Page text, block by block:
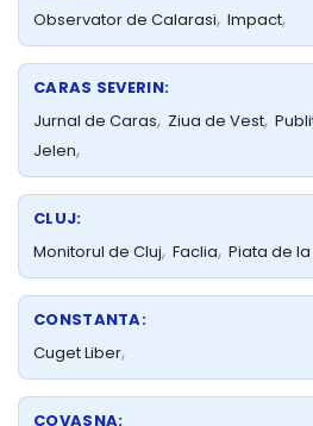
Observator de Calarasi, Impact,
CARAS SEVERIN:
Jurnal de Caras, Ziua de Vest,
Jelen,
CLUJ:
Monitorul de Cluj, Faclia, Piata de la
CONSTANTA:
Cuget Liber,
COVASNA: